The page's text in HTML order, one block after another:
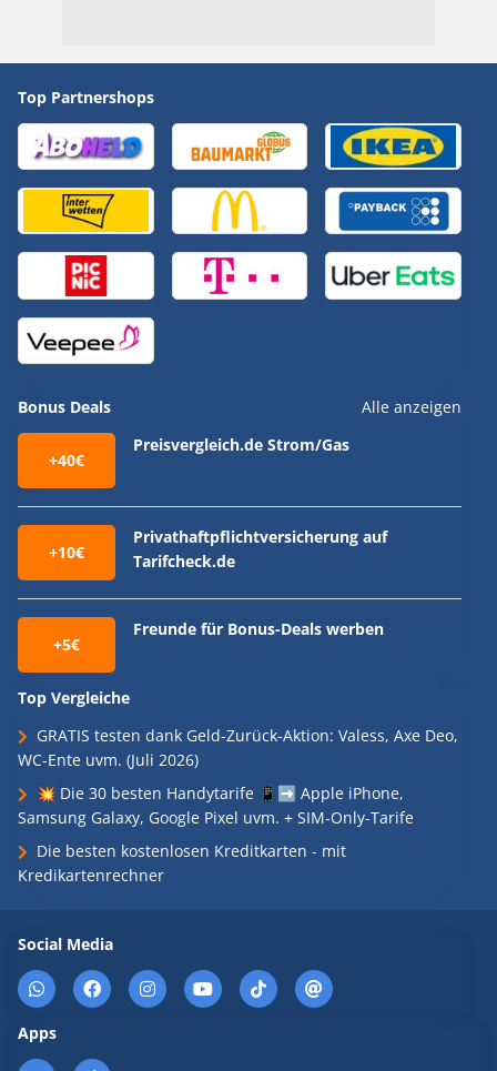
Top Partnershops
Bonus Deals Alle anzeigen
+40€
Preisvergleich.de Strom/Gas
+10€
Privathaftpflichtversicherung auf
Tarifcheck.de
+5€
Freunde für Bonus-Deals werben
Top Vergleiche
GRATIS testen dank Geld-Zurück-Aktion: Valess, Axe Deo,
WC-Ente uvm. (Juli 2026)
💥 Die 30 besten Handytarife 📱➡️ Apple iPhone,
Samsung Galaxy, Google Pixel uvm. + SIM-Only-Tarife
Die besten kostenlosen Kreditkarten - mit
Kredikartenrechner
Social Media
Apps